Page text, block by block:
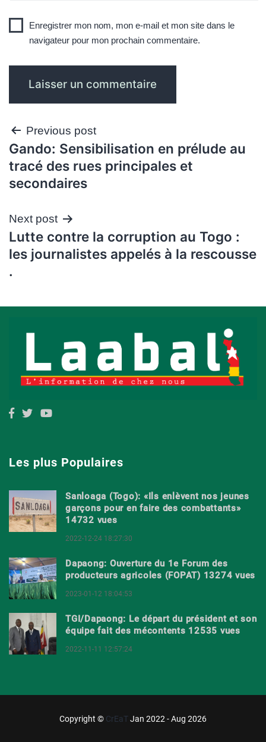
Enregistrer mon nom, mon e-mail et mon site dans le
navigateur pour mon prochain commentaire.
Navigation
de
l’article
Previous post
Gando: Sensibilisation en prélude au
tracé des rues principales et
secondaires
Next post
Lutte contre la corruption au Togo :
les journalistes appelés à la rescousse
.
Les plus Populaires
Sanloaga (Togo): «Ils enlèvent nos jeunes
garçons pour en faire des combattants»
14732 vues
2022-12-24 18:27:30
Dapaong: Ouverture du 1e Forum des
producteurs agricoles (FOPAT) 13274 vues
2023-01-12 18:04:53
TGI/Dapaong: Le départ du président et son
équipe fait des mécontents 12535 vues
2022-11-11 12:57:24
Copyright © CrEaTJan 2022 - Aug 2026